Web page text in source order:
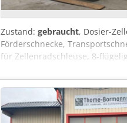
Zustand: gebraucht, Dosier-
Förderschnecke,
für Zellenradschleuse, 8-
Abmessung ges.: 625/200/